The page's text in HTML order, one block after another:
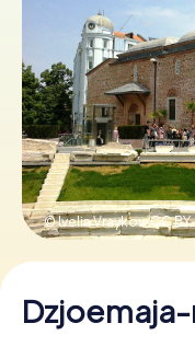
© Ivelin Vraykov,CC